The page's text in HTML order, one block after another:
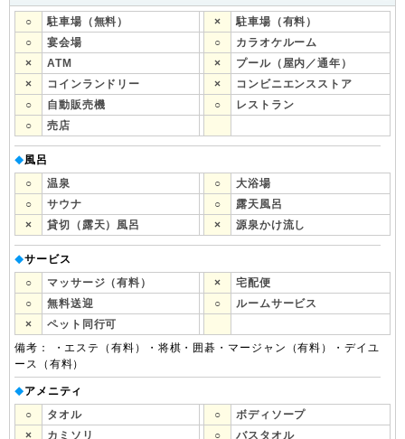
○ 駐車場（無料） ×
駐車場（有料）
○
宴会場 ○
カラオケルーム
×
ATM ×
プール（屋内／通年）
×
コインランドリー ×
コンビニエンスストア
○
自動販売機 ○
レストラン
○
売店
◆風呂
○
温泉 ○
大浴場
○
サウナ ○
露天風呂
×
貸切（露天）風呂 × 源泉かけ流し
◆サービス
○
マッサージ（有料） ×
宅配便
○
無料送迎 ○
ルームサービス
×
ペット同行可
備考： ・エステ（有料）・将棋・囲碁・マージャン（有料）・デイユ
ース（有料）
◆アメニティ
○
タオル ○
ボディソープ
×
カミソリ ○ バスタオル